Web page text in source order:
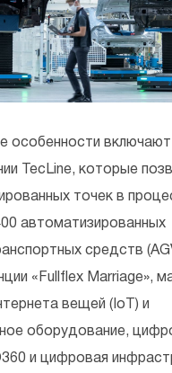
особенности
TecLine, которые
точек в
автоматизированных
средств
«Fullflex Marriage»,
вещей (IoT) и
оборудование,
и цифровая